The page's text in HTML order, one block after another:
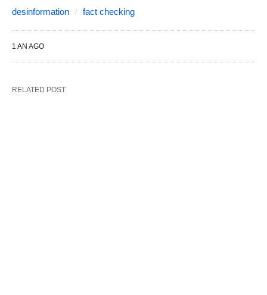
desinformation fact checking
1 AN AGO
RELATED POST